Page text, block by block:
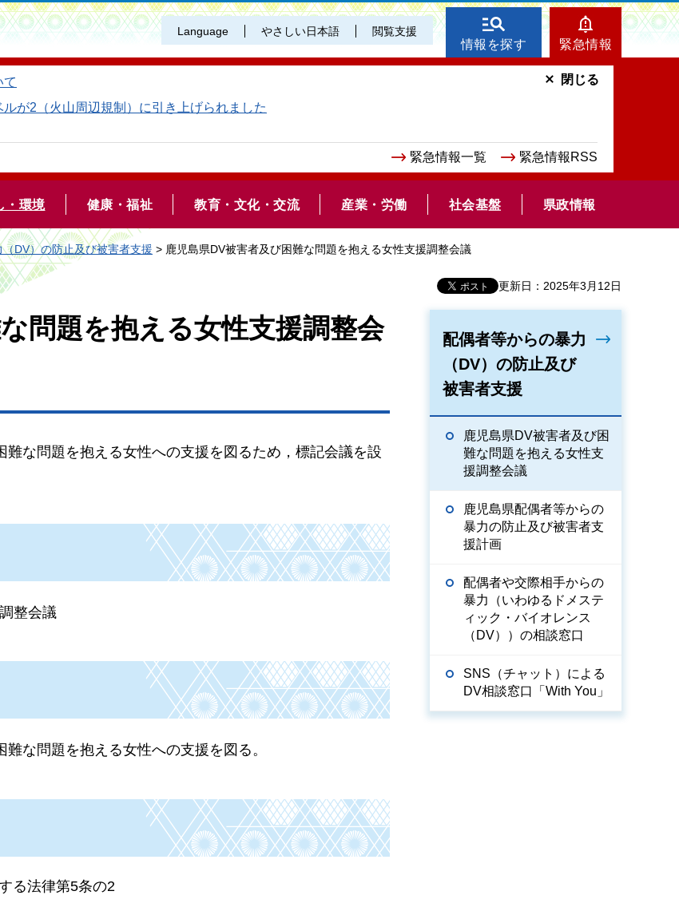
Language やさしい日本語 閲覧支援
情報を探す 緊急情報
て
が2（火山周辺規制）に引き上げられました
緊急情報一覧 緊急情報RSS
閉じる
・環境 健康・福祉 教育・文化・交流 産業・労働 社会基盤 県政情報
DV）の防止及び被害者支援 > 鹿児島県DV被害者及び困難な問題を抱える女性支援調整会議
更新日：2025年3月12日
問題を抱える女性支援調整会
な問題を抱える女性への支援を図るため，標記会議を設
整会議
な問題を抱える女性への支援を図る。
る法律第5条の2
配偶者等からの暴力
（DV）の防止及び
被害者支援
鹿児島県DV被害者及び困
難な問題を抱える女性支
援調整会議
鹿児島県配偶者等からの
暴力の防止及び被害者支
援計画
配偶者や交際相手からの
暴力（いわゆるドメステ
ィック・バイオレンス
（DV））の相談窓口
SNS（チャット）による
DV相談窓口「With You」